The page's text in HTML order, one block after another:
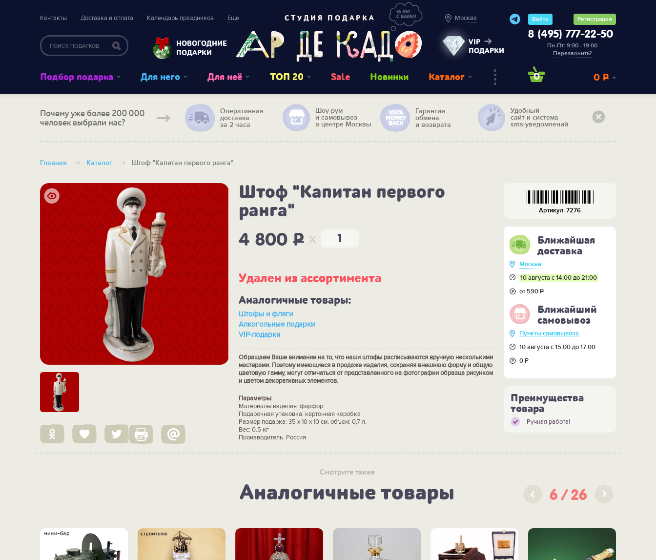
Контакты Доставка и оплата Календарь праздников Еще
НОВОГОДНИЕ
ПОДАРКИ
СТУДИЯ ПОДАРКА Москва
VIP
ПОДАРКИ
Войти Регистрация
8 (495) 777-22-50
Пн-Пт: 9:00 - 19:00
Перезвонить?
Подбор подарка Для него Для неё ТОП 20 Sale Новинки Каталог 0 0 Р
Почему уже более 200 000
человек выбрали нас?
Оперативная
доставка
за 2 часа
Шоу-рум
и самовывоз
в центре Москвы
Гарантия
обмена
и возврата
Удобный
сайт и система
sms-уведомлений
Главная Каталог Штоф "Капитан первого ранга"
Штоф "Капитан первого
ранга"
4 800P x
Удален из ассортимента
Аналогичные товары:
Штофы и фляги
Алкогольные подарки
VIP-подарки
Обращаем Ваше внимание на то, что наши штофы расписываются вручную несколькими
мастерами. Поэтому имеющиеся в продаже изделия, сохраняя внешнюю форму и общую
цветовую гамму, могут отличаться от представленного на фотографии образца рисунком
и цветом декоративных элементов.
Параметры:
Материалы изделия: фарфор
Подарочная упаковка: картонная коробка
Размер подарка: 35 х 10 х 10 см, объем: 0,7 л.
Вес: 0.5 кг
Производитель: Россия
Артикул: 7276
Ближайшая
доставка
Москва
10 августа с 14:00 до 21:00
от 590Р
Ближайший
самовывоз
Пункты самовывоза
10 августа с 15:00 до 17:00
0Р
Преимущества
товара
Ручная работа!
Смотрите также
Аналогичные товары 6 26